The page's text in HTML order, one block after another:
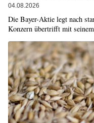
04.08.2026
Die Bayer-Aktie legt nach
Konzern übertrifft mit